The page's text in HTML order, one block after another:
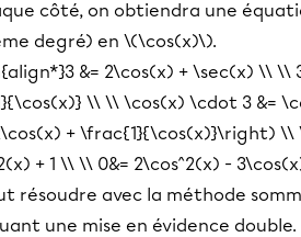
côté, on obtiendra une
degré) en \(\cos(x)\).
&= 2\cos(x) + \sec(x) \\ \\
\\ \\ \cos(x) \cdot 3 &=
+ \frac{1}{\cos(x)}\right) \\
+ 1 \\ \\ 0&= 2\cos^2(x) -
résoudre avec la méthode
une mise en évidence double.